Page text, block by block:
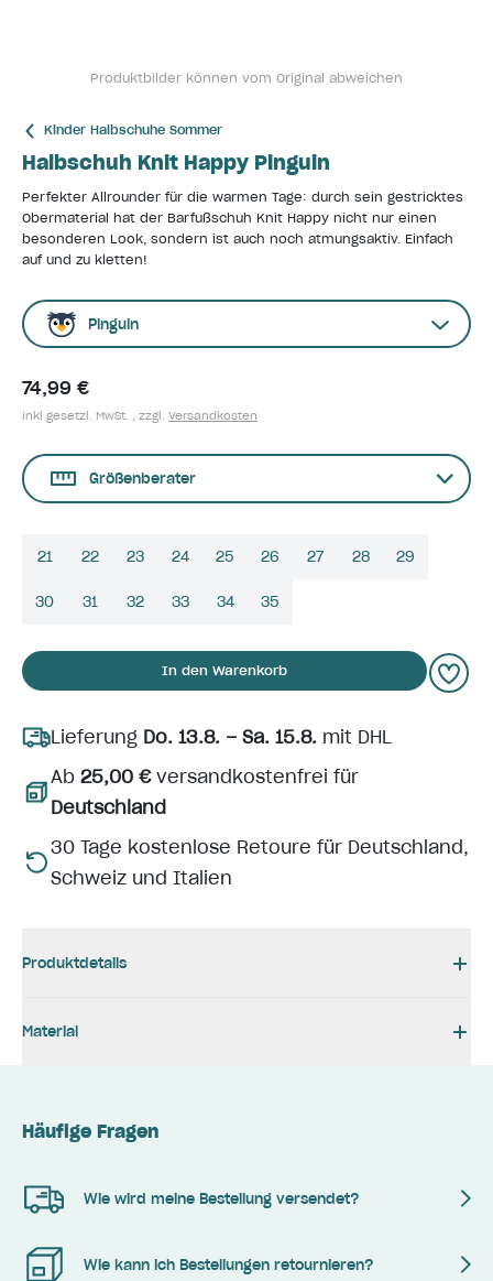
Produktbilder können vom Original abweichen
Kinder Halbschuhe Sommer
Halbschuh Knit Happy Pinguin
Perfekter Allrounder für die warmen Tage: durch sein gestricktes
Obermaterial hat der Barfußschuh Knit Happy nicht nur einen
besonderen Look, sondern ist auch noch atmungsaktiv. Einfach
auf und zu kletten!
Pinguin
74,99 €
inkl gesetzl. MwSt. , zzgl. Versandkosten
Größenberater
21 22 23 24 25 26 27 28 29
30 31 32 33 34 35
In den Warenkorb
Lieferung Do. 13.8. – Sa. 15.8. mit DHL
Ab 25,00 €versandkostenfrei für
Deutschland
30 Tage kostenlose Retoure für Deutschland,
Schweiz und Italien
Produktdetails
Material
Häufige Fragen
Wie wird meine Bestellung versendet?
Wie kann ich Bestellungen retournieren?